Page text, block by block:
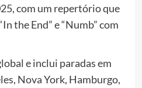
com um repertório que
the End” e “Numb” com
e inclui paradas em
Nova York, Hamburgo,